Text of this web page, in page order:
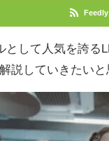
Feedly
として人気を誇る
説していきたいと